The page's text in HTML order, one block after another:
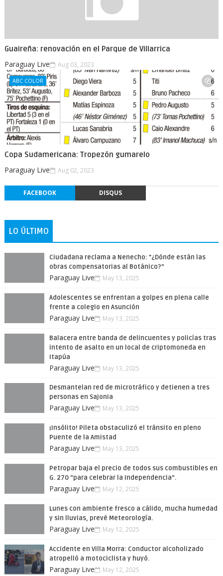
Guaireña: renovación en el Parque de Villarrica
Paraguay Live Aug 03, 2023
ABC COLOR
Copa Sudamericana: Tropezón gumarelo
Paraguay Live Aug 02, 2023
FACEBOOK DISQUS
LO ÚLTIMO
Ciudadana reclama a Nenecho: "¿Dónde están las
obras compensatorias al Botánico?”
Paraguay Live May 13, 2025
Adolescentes se enfrentan a golpes en plena calle
frente a colegio en Asunción
Paraguay Live May 13, 2025
Balacera entre banda de delincuentes y policías tras
intento de asalto en un local de criptomoneda en
Itapúa
Paraguay Live May 13, 2025
Desmantelan red de microtráfico y detienen a tres
personas en Sajonia
Paraguay Live May 13, 2025
¡Insólito! Pileta obstaculizó el tránsito en pleno
Puente de la Amistad
Paraguay Live May 13, 2025
Petropar baja el precio de todos sus combustibles en
G. 270 “para celebrar la Independencia”.
Paraguay Live May 12, 2025
Lunes con ambiente fresco a cálido, mucha humedad
y sin lluvias, prevé Meteorología.
Paraguay Live May 12, 2025
Accidente en Villa Morra: Conductor alcoholizado
atropelló a motociclista y huyó.
Paraguay Live May 12, 2025